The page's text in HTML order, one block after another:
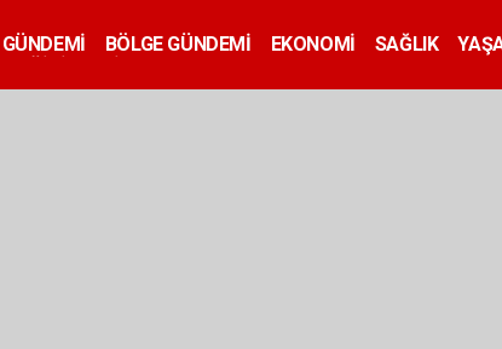
BÖLGE GÜNDEMİ EKONOMİ SAĞLIK